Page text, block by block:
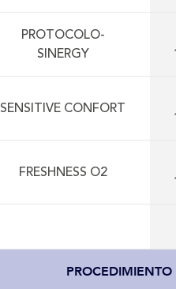
PROTOCOLO-
SINERGY
SENSITIVE CONFORT
FRESHNESS O2
PROCEDIMIENTO